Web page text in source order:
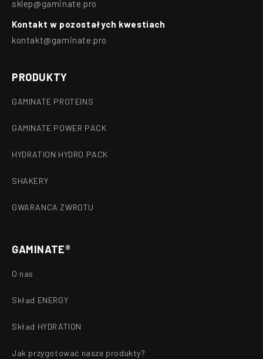
sklep@gaminate.pro
Kontakt w pozostałych kwestiach
kontakt@gaminate.pro
PRODUKTY
GAMINATE PROTEINS
GAMINATE POWER PACK
HYDRATION HYDRO PACK
SHAKERY
GWARANCA ZWROTU
GAMINATE®
O nas
Skład ENERGY
Skład HYDRATION
Jak przygotować nasze produkty?